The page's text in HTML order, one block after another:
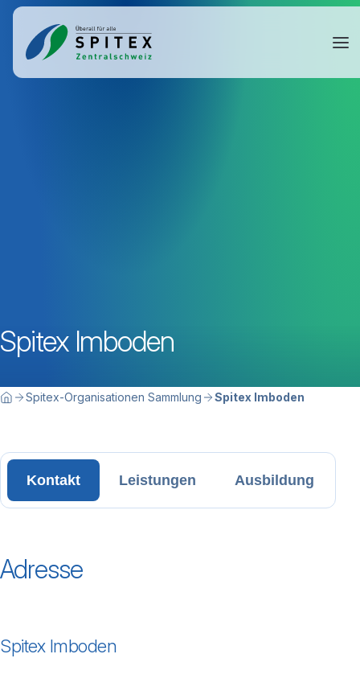
Spitex Imboden
Breadcrumbnavigation
Sie befinden sich hier:
HomeSpitex-Organisationen Sammlung Spitex Imboden
Kontakt Leistungen Ausbildung
Adresse
Spitex Imboden